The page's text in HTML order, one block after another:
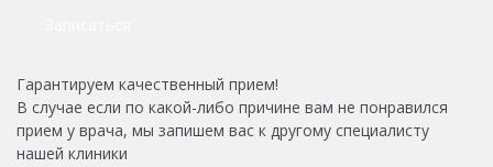
Гарантируем качественный прием!
В случае если по какой-либо причине вам не понравился
прием у врача, мы запишем вас к другому специалисту
нашей клиники